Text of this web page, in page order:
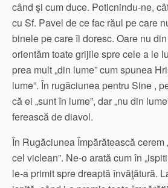
când şi cum duce. Poticnindu-ne,
cu Sf. Pavel de ce fac răul pe care
binele pe care îl doresc. Oare nu
orientăm toate grijile spre cele a le
prea mult „din lume” cum spunea
lume”. În rugăciunea pentru Sine ,
că ei „sunt în lume”, dar „nu din
ferească de diavol.
În Rugăciunea Împărătească cerem
cel viclean”. Ne-o arată cum în
le-a primit spre dreaptă învăţătură.